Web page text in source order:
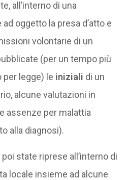
all’interno di una
oggetto la presa d’atto e
volontarie di un
(per un tempo più
per legge) le iniziali di un
alcune valutazioni in
assenze per malattia
alla diagnosi).
state riprese all’interno di
locale insieme ad alcune